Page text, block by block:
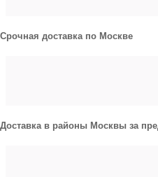
Срочная доставка по Москве
Доставка в районы Москвы за